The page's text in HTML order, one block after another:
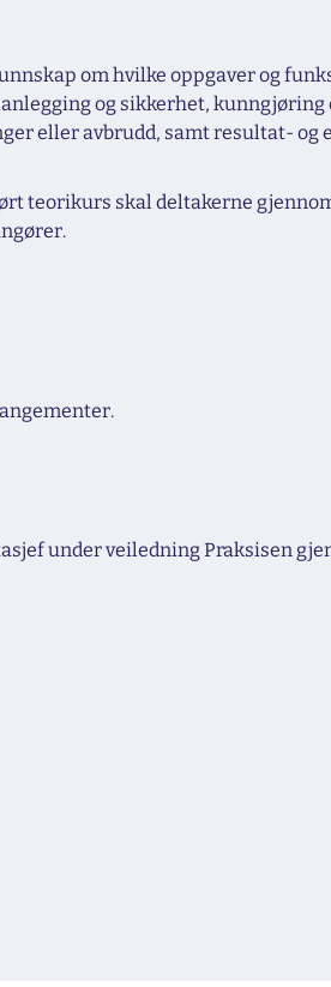
om hvilke oppgaver og
og sikkerhet,
eller avbrudd, samt resultat- og
teorikurs skal deltakerne
under veiledning Praksisen